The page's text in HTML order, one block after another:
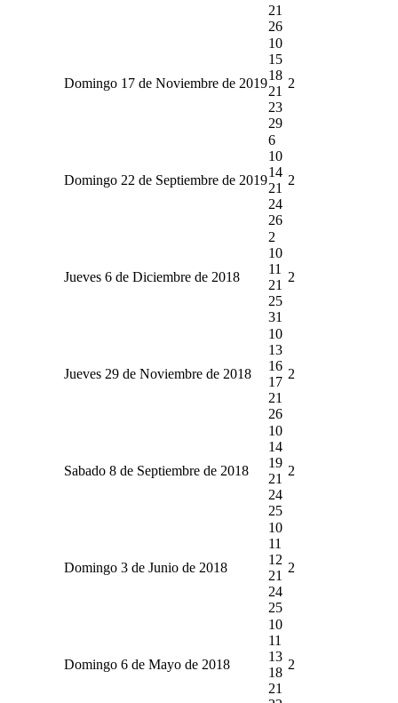
21
26
Domingo 17 de Noviembre de 2019
10
15
18
21
23
29
2
Domingo 22 de Septiembre de 2019
6
10
14
21
24
26
2
Jueves 6 de Diciembre de 2018
2
10
11
21
25
31
2
Jueves 29 de Noviembre de 2018
10
13
16
17
21
26
2
Sabado 8 de Septiembre de 2018
10
14
19
21
24
25
2
Domingo 3 de Junio de 2018
10
11
12
21
24
25
2
Domingo 6 de Mayo de 2018
10
11
13
18
21
2